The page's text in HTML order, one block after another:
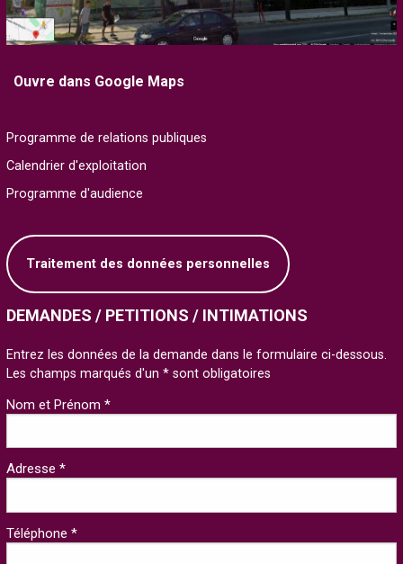
Ouvre dans Google Maps
Programme de relations publiques
Calendrier d'exploitation
Programme d'audience
Traitement des données personnelles
DEMANDES / PETITIONS / INTIMATIONS
Entrez les données de la demande dans le formulaire ci-dessous.
Les champs marqués d'un * sont obligatoires
Nom et Prénom *
Adresse *
Téléphone *